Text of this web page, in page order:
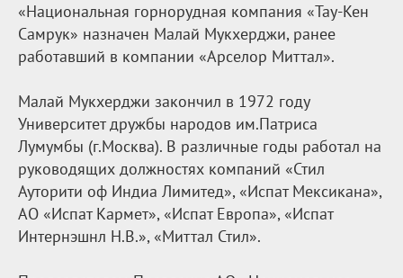
«Национальная горнорудная компания «Тау-Кен
Самрук» назначен Малай Мукхерджи, ранее
работавший в компании «Арселор Миттал».
Малай Мукхерджи закончил в 1972 году
Университет дружбы народов им.Патриса
Лумумбы (г.Москва). В различные годы работал на
руководящих должностях компаний «Стил
Ауторити оф Индиа Лимитед», «Испат Мексикана»,
АО «Испат Кармет», «Испат Европа», «Испат
Интернэшнл Н.В.», «Миттал Стил».